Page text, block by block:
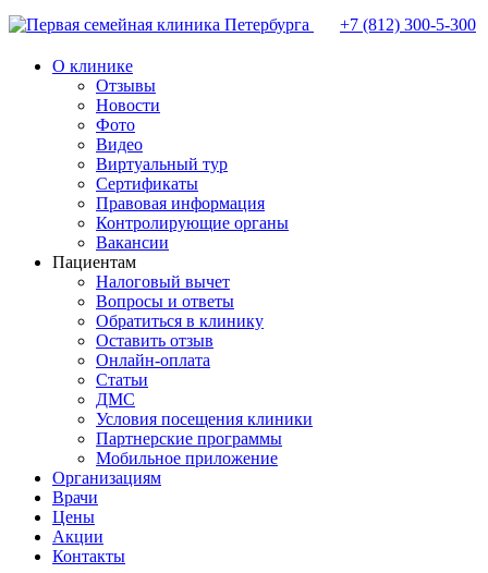
+7 (812) 300-5-300
О клинике
Отзывы
Новости
Фото
Видео
Виртуальный тур
Сертификаты
Правовая информация
Контролирующие органы
Вакансии
Пациентам
Налоговый вычет
Вопросы и ответы
Обратиться в клинику
Оставить отзыв
Онлайн-оплата
Статьи
ДМС
Условия посещения клиники
Партнерские программы
Мобильное приложение
Организациям
Врачи
Цены
Акции
Контакты